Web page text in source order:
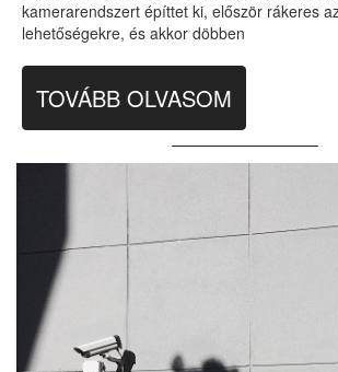
kamerarendszert építtet ki, először rákeres
lehetőségekre, és akkor döbben
TOVÁBB OLVASOM